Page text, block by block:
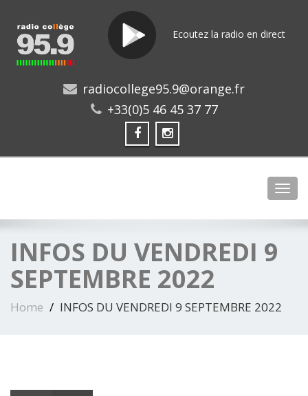
Ecoutez la radio en direct
radiocollege95.9@orange.fr
+33(0)5 46 45 37 77
INFOS DU VENDREDI 9
SEPTEMBRE 2022
Home INFOS DU VENDREDI 9 SEPTEMBRE 2022